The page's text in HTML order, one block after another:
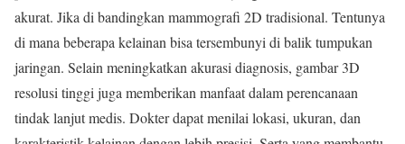
akurat. Jika di bandingkan mammografi 2D tradisional. Tentunya
di mana beberapa kelainan bisa tersembunyi di balik tumpukan
jaringan. Selain meningkatkan akurasi diagnosis, gambar 3D
resolusi tinggi juga memberikan manfaat dalam perencanaan
tindak lanjut medis. Dokter dapat menilai lokasi, ukuran, dan